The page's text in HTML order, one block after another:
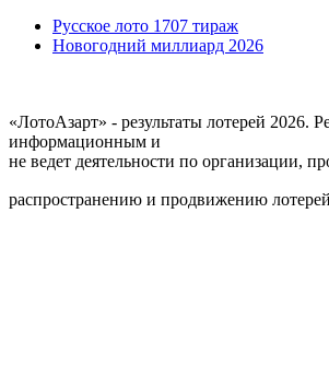
Русское лото 1707 тираж
Новогодний миллиард 2026
«ЛотоАзарт» - результаты лотерей 2026.
информационным и
не ведет деятельности по организации,
распространению и продвижению